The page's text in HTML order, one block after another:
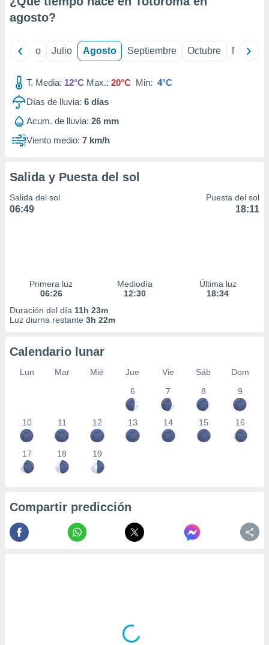
e
publicidad
publicidad
de
agosto?
Junio Julio Agosto Septiembre Octubre
T. Media: 12°C Max.: 20°C Min: 4°C
Días de lluvia: 6 días
Acum. de lluvia: 26 mm
Viento medio: 7 km/h
Salida y Puesta del sol
Salida del sol
06:49
Puesta del sol
18:11
Primera luz
06:26
Mediodía
12:30
Última luz
18:34
Duración del día 11h 23m
Luz diurna restante 3h 22m
Calendario lunar
Lun Mar Mié Jue Vie Sáb
Dom
6
7 8 9
10 11 12 13 14 15 16
17 18 19
Compartir predicción